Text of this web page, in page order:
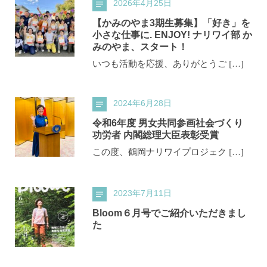
2026年4月25日
【かみのやま3期生募集】「好き」を
小さな仕事に. ENJOY! ナリワイ部 か
みのやま、スタート！
いつも活動を応援、ありがとうご […]
2024年6月28日
令和6年度 男女共同参画社会づくり
功労者 内閣総理大臣表彰受賞
この度、鶴岡ナリワイプロジェク […]
2023年7月11日
Bloom６月号でご紹介いただきまし
た